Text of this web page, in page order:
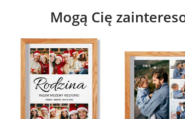
na Dzień Kobiet
na walentynki
na mikołajki
dla przyjacielaMogą Cię